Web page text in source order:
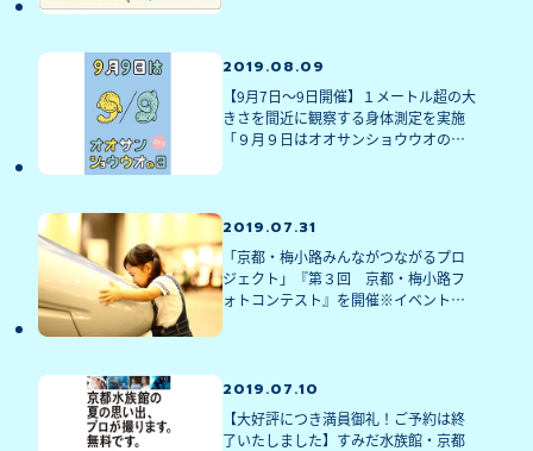
2019.08.09
【9月7日～9日開催】１メートル超の大
きさを間近に観察する身体測定を実施
「９月９日はオオサンショウウオの日
いたしました
2019.07.31
「京都・梅小路みんながつながるプロ
ジェクト」『第３回　京都・梅小路フ
ォトコンテスト』を開催※イベントは
2019.07.10
【大好評につき満員御礼！ご予約は終
了いたしました】すみだ水族館・京都